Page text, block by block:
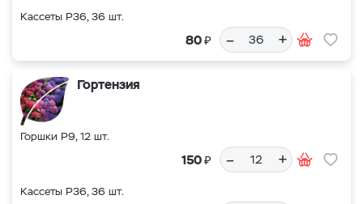
Кассеты Р36, 36 шт.
80₽ – +
Гортензия
Горшки Р9, 12 шт.
150₽ – +
Кассеты Р36, 36 шт.